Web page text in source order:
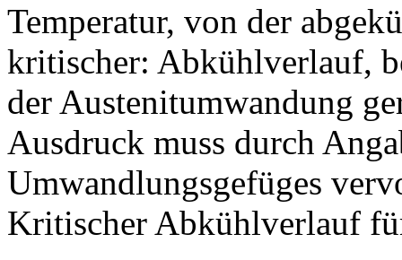
Temperatur, von der
kritischer: Abkühlverlauf,
der Austenitumwandung
Ausdruck muss durch
Umwandlungsgefüges
Kritischer Abkühlverlauf